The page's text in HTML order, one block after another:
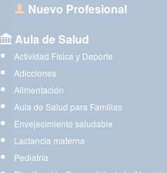
Nuevo Profesional
Aula de Salud
Actividad Física y Deporte
Adicciones
Alimentación
Aula de Salud para Familias
Envejecimiento saludable
Lactancia materna
Pediatría